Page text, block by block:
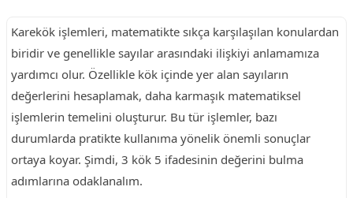
Karekök işlemleri, matematikte sıkça karşılaşılan konulardan
biridir ve genellikle sayılar arasındaki ilişkiyi anlamamıza
yardımcı olur. Özellikle kök içinde yer alan sayıların
değerlerini hesaplamak, daha karmaşık matematiksel
işlemlerin temelini oluşturur. Bu tür işlemler, bazı
durumlarda pratikte kullanıma yönelik önemli sonuçlar
ortaya koyar. Şimdi, 3 kök 5 ifadesinin değerini bulma
adımlarına odaklanalım.